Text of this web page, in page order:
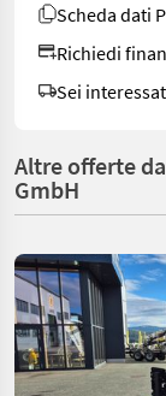
Scheda dati
Richiedi
Sei
Altre offerte
GmbH